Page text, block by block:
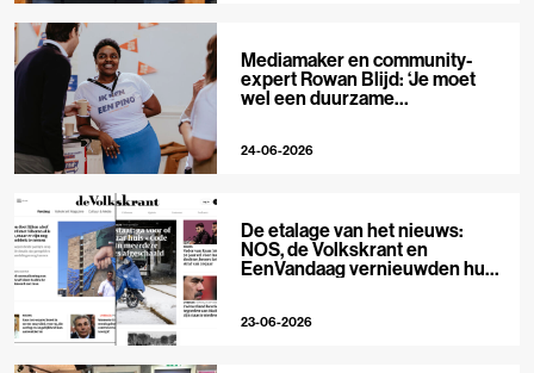
Mediamaker en community-
expert Rowan Blijd: ‘Je moet
wel een duurzame
24-06-2026
De etalage van het nieuws:
NOS, de Volkskrant en
EenVandaag vernieuwden hun
23-06-2026